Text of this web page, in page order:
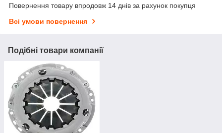
Повернення товару впродовж 14 днів за рахунок покупця
Всі умови повернення
Подібні товари компанії